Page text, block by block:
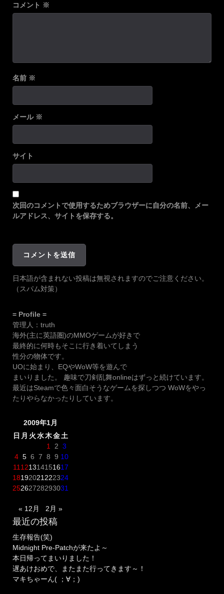
コメント ※
名前 ※
メール ※
サイト
次回のコメントで使用するためブラウザーに自分の名前、メー
ルアドレス、サイトを保存する。
日本語が含まれない投稿は無視されますのでご注意ください。
（スパム対策）
= Profile =
管理人：truth
海外(主に英語圏)のMMOゲームが好きで
最終的に何時もそこに行き着いてしまう
性分の物体です。
UOに始まり、EQやWoW等を遊んで
まいりました。 趣味で刀剣乱舞onlineはずっと続けています。
最近はSteamで色々面白そうなゲームを探しつつ WoWをやっ
たりやらなかったりしています。
2009年1月
日 月 火水木金土
1
2 3
4 5 6 7 8 9 10
11 121314151617
18192021 222324
25262728293031
« 12月 2月 »
最近の投稿
生存報告(笑)
Midnight Pre-Patchが来たよ～
本日帰ってまいりました！
遅あけおめで、またまた行ってきます～！
マキちゃーん( ；∀；)